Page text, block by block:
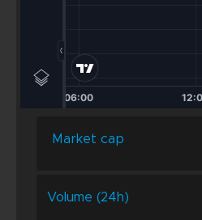
Market cap
Volume (24h)